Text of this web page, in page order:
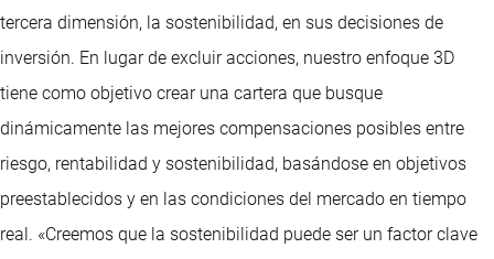
tercera dimensión, la sostenibilidad, en sus decisiones de
inversión. En lugar de excluir acciones, nuestro enfoque 3D
tiene como objetivo crear una cartera que busque
dinámicamente las mejores compensaciones posibles entre
riesgo, rentabilidad y sostenibilidad, basándose en objetivos
preestablecidos y en las condiciones del mercado en tiempo
real. «Creemos que la sostenibilidad puede ser un factor clave